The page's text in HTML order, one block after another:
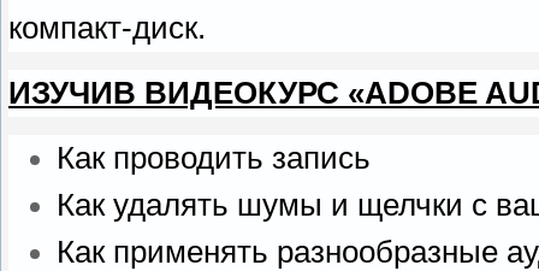
компакт-диск.
ИЗУЧИВ ВИДЕОКУРС «ADOBE
Как проводить запись
Как удалять шумы и щелчки с
Как применять разнообразные